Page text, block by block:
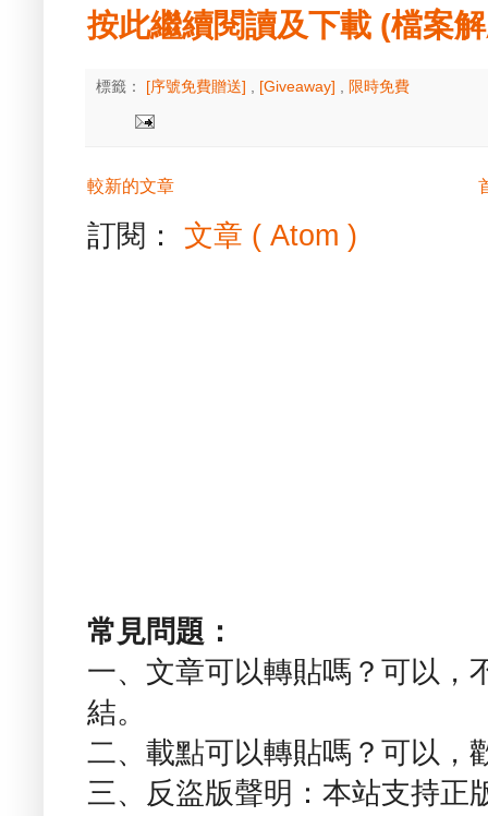
按此繼續閱讀及下載 (檔案
標籤： [序號免費贈送] [Giveaway] 限時免費
較新的文章
訂閱： 文章 ( Atom )
常見問題：
一、文章可以轉貼嗎？可以，
結。
二、載點可以轉貼嗎？可以，
三、反盜版聲明：本站支持正